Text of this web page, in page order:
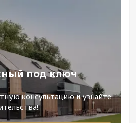
под ключ
консультацию и узнайте